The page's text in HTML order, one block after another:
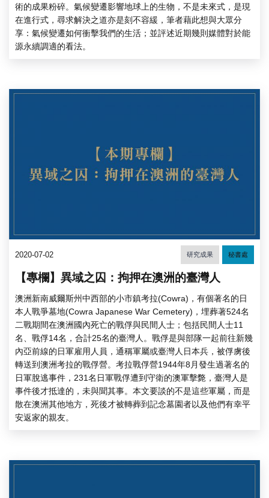
術的成果粉碎。氣候變遷影響地球上的生物，不是未來式，是現
在進行式，尋求解決之道亦是刻不容緩，筆者藉此想與大眾分
享：氣候變遷如何衝擊我們的生活；並評述近期幾則媒體對於能
源永續調適的看法。
2020-07-02 研究成果 秘書處
【專欄】異域之囚：拘押在澳洲的臺灣人
澳洲新南威爾斯州中西部的小市鎮考拉(Cowra)，有個著名的日
本人戰爭墓地(Cowra Japanese War Cemetery)，埋葬著524名
二戰期間在澳洲國內死亡的戰俘與民間人士；包括民間人士11
名、戰俘14名，合計25名的臺灣人。戰俘是與部隊一起前往新幾
內亞前線的日軍雇用人員，通稱軍屬或臺灣人日本兵，被俘虜後
轉送到澳洲考拉的戰俘營。考拉戰俘營1944年8月發生過著名的
日軍脫逃事件，231名日軍戰俘遭到守衛的澳軍擊斃，臺灣人是
事件後才抵達的，未與聞其事。本文要談的不是這些軍屬，而是
散在澳洲其他地方，死後才被轉葬到記念墓園者以及他們有幸平
安返家的親友。